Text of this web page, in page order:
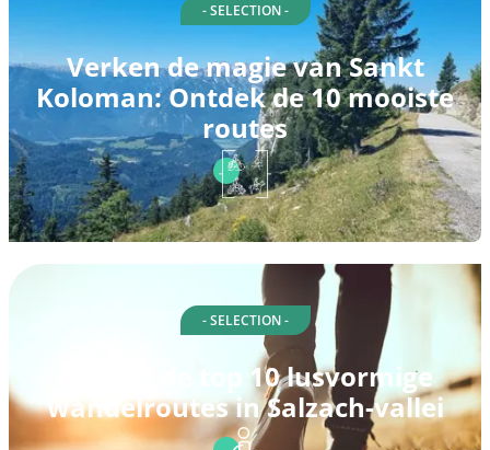
- SELECTION -
Verken de magie van Sankt
Koloman: Ontdek de 10 mooiste
routes
- SELECTION -
Ontdek de top 10 lusvormige
wandelroutes in Salzach-vallei